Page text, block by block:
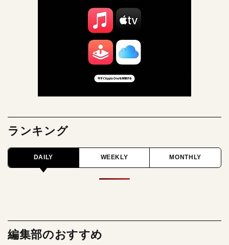
ランキング
DAILY WEEKLY MONTHLY
編集部のおすすめ